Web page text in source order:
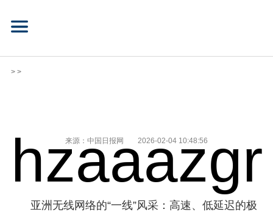
> >
来源：中国日报网 2026-02-04 10:48:56
亚洲无线网络的“一线”风采：高速、低延迟的极